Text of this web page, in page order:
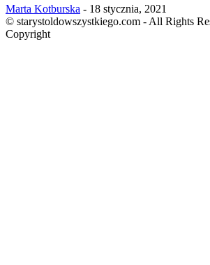
Marta Kotburska - 18 stycznia, 2021
© starystoldowszystkiego.com - All Rights
Copyright